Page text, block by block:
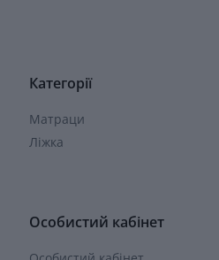
Категорії
Матраци
Ліжка
Особистий кабінет